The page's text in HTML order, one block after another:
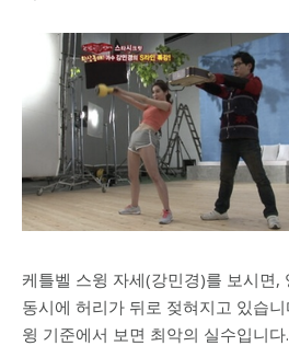
케틀벨 스윙 자세(강민경)를 보시면,
동시에 허리가 뒤로 젖혀지고 있습
윙 기준에서 보면 최악의 실수입니